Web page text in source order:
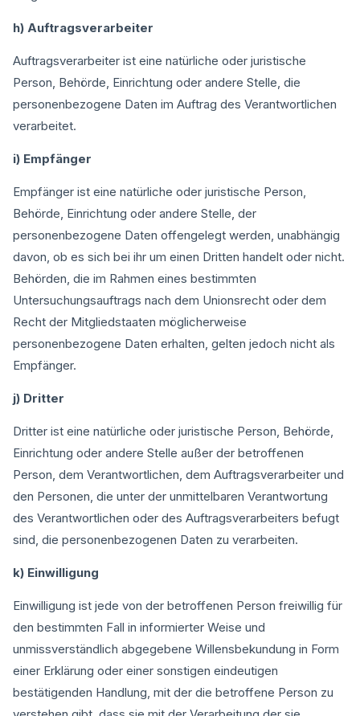
h) Auftragsverarbeiter
Auftragsverarbeiter ist eine natürliche oder juristische
Person, Behörde, Einrichtung oder andere Stelle, die
personenbezogene Daten im Auftrag des Verantwortlichen
verarbeitet.
i) Empfänger
Empfänger ist eine natürliche oder juristische Person,
Behörde, Einrichtung oder andere Stelle, der
personenbezogene Daten offengelegt werden, unabhängig
davon, ob es sich bei ihr um einen Dritten handelt oder nicht.
Behörden, die im Rahmen eines bestimmten
Untersuchungsauftrags nach dem Unionsrecht oder dem
Recht der Mitgliedstaaten möglicherweise
personenbezogene Daten erhalten, gelten jedoch nicht als
Empfänger.
j) Dritter
Dritter ist eine natürliche oder juristische Person, Behörde,
Einrichtung oder andere Stelle außer der betroffenen
Person, dem Verantwortlichen, dem Auftragsverarbeiter und
den Personen, die unter der unmittelbaren Verantwortung
des Verantwortlichen oder des Auftragsverarbeiters befugt
sind, die personenbezogenen Daten zu verarbeiten.
k) Einwilligung
Einwilligung ist jede von der betroffenen Person freiwillig für
den bestimmten Fall in informierter Weise und
unmissverständlich abgegebene Willensbekundung in Form
einer Erklärung oder einer sonstigen eindeutigen
bestätigenden Handlung, mit der die betroffene Person zu